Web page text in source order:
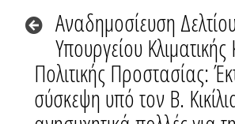
Αναδημοσίευση
Υπουργείου
Πολιτικής Προστασίας:
σύσκεψη υπό τον Β.